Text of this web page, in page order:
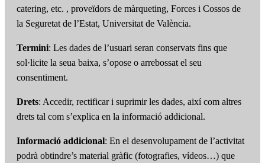
catering, etc. , proveïdors de màrqueting, Forces i Cossos de
la Seguretat de l’Estat, Universitat de València.
Termini: Les dades de l’usuari seran conservats fins que
sol·licite la seua baixa, s’opose o arrebossat el seu
consentiment.
Drets: Accedir, rectificar i suprimir les dades, així com altres
drets tal com s’explica en la informació addicional.
Informació addicional: En el desenvolupament de l’activitat
podrà obtindre’s material gràfic (fotografies, vídeos…) que